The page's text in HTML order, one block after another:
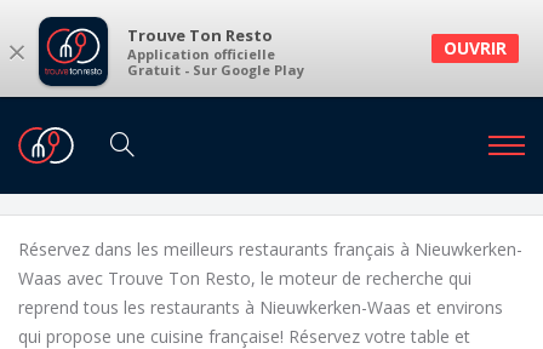
× Trouve Ton Resto
Application officielle
Gratuit - Sur Google Play
OUVRIR
Restaurants
Restaurants français à Nieuwkerken-Waas et
Réservez dans les meilleurs restaurants français à Nieuwkerken-
Waas avec Trouve Ton Resto, le moteur de recherche qui
reprend tous les restaurants à Nieuwkerken-Waas et environs
qui propose une cuisine française! Réservez votre table et